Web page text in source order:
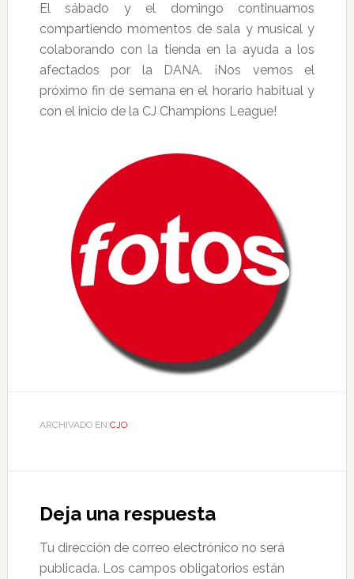
El sábado y el domingo continuamos
compartiendo momentos de sala y musical y
colaborando con la tienda en la ayuda a los
afectados por la DANA. ¡Nos vemos el
próximo fin de semana en el horario habitual y
con el inicio de la CJ Champions League!
ARCHIVADO EN:CJO
Deja una respuesta
Tu dirección de correo electrónico no será
publicada. Los campos obligatorios están